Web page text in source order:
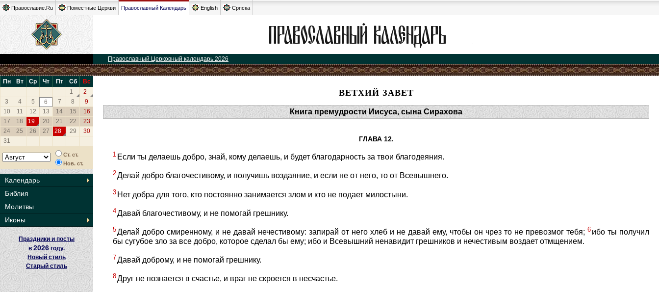
Православие.Ru Поместные Церкви Православный Календарь English Српска
Православный Церковный календарь 2026
Пн Вт Ср Чт Пт Сб
Вс
1
2
3
4 5 6 7 8
9
10
11 12 13 14 15
16
17
18 19 20 21 22
23
24
25 26 27 28 29
30
31
Ст. ст.
Нов. ст.
Календарь
Библия
Молитвы
Иконы
Праздники и посты
в2026 году.
Новый стиль
Старый стиль
ВЕТХИЙ ЗАВЕТ
Книга премудрости Иисуса, сына Сирахова
ГЛАВА 12.
1 Если ты делаешь добро, знай, кому делаешь, и будет благодарность за твои благодеяния.
2Делай добро благочестивому, и получишь воздаяние, и если не от него, то от Всевышнего.
3 Нет добра для того, кто постоянно занимается злом и кто не подает милостыни.
4Давай благочестивому, и не помогай грешнику.
5Делай добро смиренному, и не давай нечестивому: запирай от него хлеб и не давай ему, чтобы он чрез то не превозмог тебя; 6 ибо ты получил
бы сугубое зло за все добро, которое сделал бы ему; ибо и Всевышний ненавидит грешников и нечестивым воздает отмщением.
7Давай доброму, и не помогай грешнику.
8Друг не познается в счастье, и враг не скроется в несчастье.